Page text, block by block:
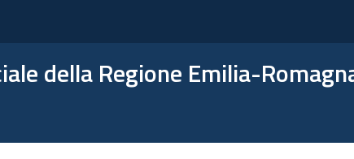
della Regione Emilia-